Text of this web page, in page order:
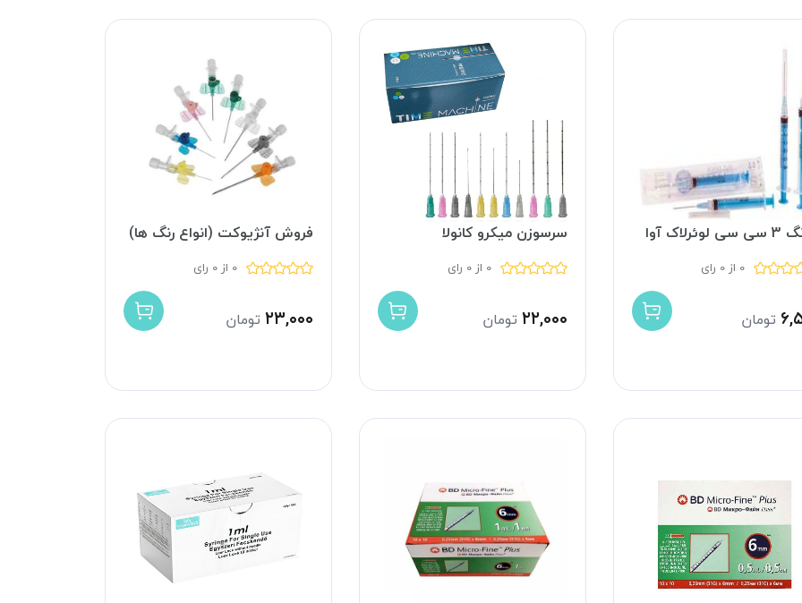
آوا
0 از 0 رای
تومان
سرسوزن میکرو کانولا
0 از 0 رای
۲۲,۰۰۰ تومان
فروش آنژیوکت (انواع رنگ ها)
0 از 0 رای
۲۳,۰۰۰ تومان